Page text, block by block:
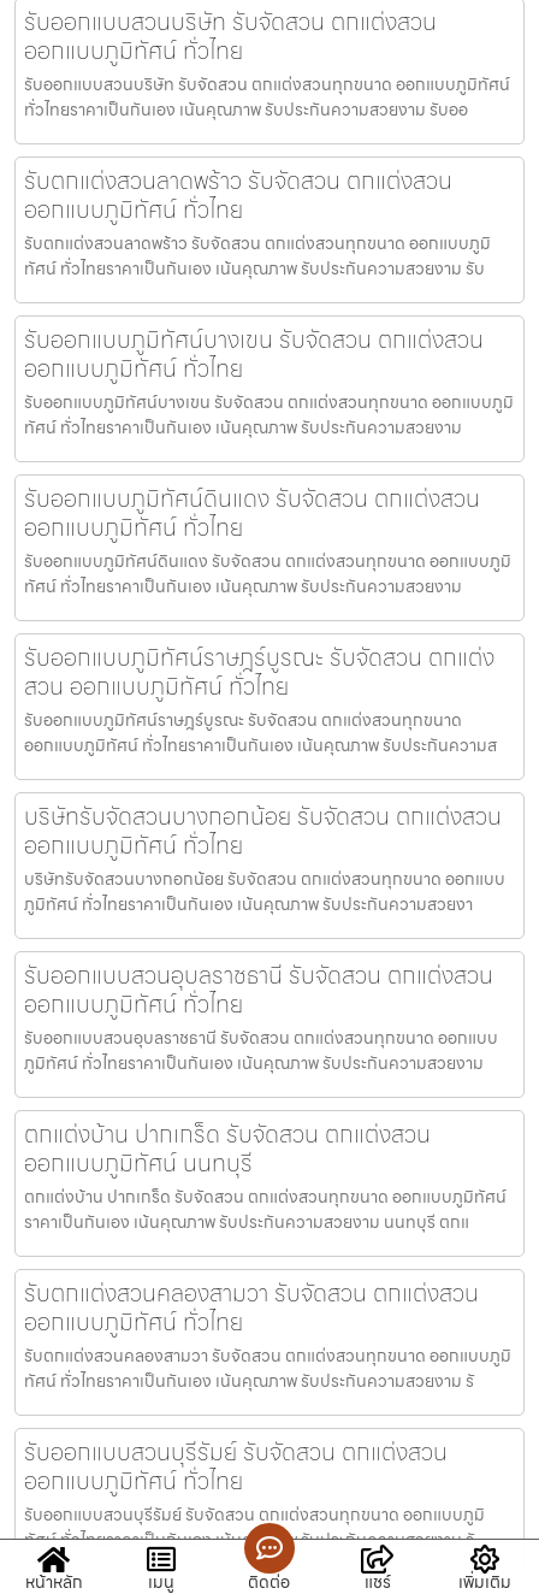
รับออกแบบสวนบริษัท รับจัดสวน ตกแต่งสวน
ออกแบบภูมิทัศน์ ทั่วไทย
รับออกแบบสวนบริษัท รับจัดสวน ตกแต่งสวนทุกขนาด ออกแบบภูมิทัศน์
ทั่วไทยราคาเป็นกันเอง เน้นคุณภาพ รับประกันความสวยงาม รับออ
รับตกแต่งสวนลาดพร้าว รับจัดสวน ตกแต่งสวน
ออกแบบภูมิทัศน์ ทั่วไทย
รับตกแต่งสวนลาดพร้าว รับจัดสวน ตกแต่งสวนทุกขนาด ออกแบบภูมิ
ทัศน์ ทั่วไทยราคาเป็นกันเอง เน้นคุณภาพ รับประกันความสวยงาม รับ
รับออกแบบภูมิทัศน์บางเขน รับจัดสวน ตกแต่งสวน
ออกแบบภูมิทัศน์ ทั่วไทย
รับออกแบบภูมิทัศน์บางเขน รับจัดสวน ตกแต่งสวนทุกขนาด ออกแบบภูมิ
ทัศน์ ทั่วไทยราคาเป็นกันเอง เน้นคุณภาพ รับประกันความสวยงาม
รับออกแบบภูมิทัศน์ดินแดง รับจัดสวน ตกแต่งสวน
ออกแบบภูมิทัศน์ ทั่วไทย
รับออกแบบภูมิทัศน์ดินแดง รับจัดสวน ตกแต่งสวนทุกขนาด ออกแบบภูมิ
ทัศน์ ทั่วไทยราคาเป็นกันเอง เน้นคุณภาพ รับประกันความสวยงาม
รับออกแบบภูมิทัศน์ราษฎร์บูรณะ รับจัดสวน ตกแต่ง
สวน ออกแบบภูมิทัศน์ ทั่วไทย
รับออกแบบภูมิทัศน์ราษฎร์บูรณะ รับจัดสวน ตกแต่งสวนทุกขนาด
ออกแบบภูมิทัศน์ ทั่วไทยราคาเป็นกันเอง เน้นคุณภาพ รับประกันความส
บริษัทรับจัดสวนบางกอกน้อย รับจัดสวน ตกแต่งสวน
ออกแบบภูมิทัศน์ ทั่วไทย
บริษัทรับจัดสวนบางกอกน้อย รับจัดสวน ตกแต่งสวนทุกขนาด ออกแบบ
ภูมิทัศน์ ทั่วไทยราคาเป็นกันเอง เน้นคุณภาพ รับประกันความสวยงา
รับออกแบบสวนอุบลราชธานี รับจัดสวน ตกแต่งสวน
ออกแบบภูมิทัศน์ ทั่วไทย
รับออกแบบสวนอุบลราชธานี รับจัดสวน ตกแต่งสวนทุกขนาด ออกแบบ
ภูมิทัศน์ ทั่วไทยราคาเป็นกันเอง เน้นคุณภาพ รับประกันความสวยงาม
ตกแต่งบ้าน ปากเกร็ด รับจัดสวน ตกแต่งสวน
ออกแบบภูมิทัศน์ นนทบุรี
ตกแต่งบ้าน ปากเกร็ด รับจัดสวน ตกแต่งสวนทุกขนาด ออกแบบภูมิทัศน์
ราคาเป็นกันเอง เน้นคุณภาพ รับประกันความสวยงาม นนทบุรี ตกแ
รับตกแต่งสวนคลองสามวา รับจัดสวน ตกแต่งสวน
ออกแบบภูมิทัศน์ ทั่วไทย
รับตกแต่งสวนคลองสามวา รับจัดสวน ตกแต่งสวนทุกขนาด ออกแบบภูมิ
ทัศน์ ทั่วไทยราคาเป็นกันเอง เน้นคุณภาพ รับประกันความสวยงาม รั
รับออกแบบสวนบุรีรัมย์ รับจัดสวน ตกแต่งสวน
ออกแบบภูมิทัศน์ ทั่วไทย
รับออกแบบสวนบุรีรัมย์ รับจัดสวน ตกแต่งสวนทุกขนาด ออกแบบภูมิ
ทัศน์ ทั่วไทยราคาเป็นกันเอง เน้นคุณภาพ รับประกันความสวยงาม รั
หน้าหลัก เมนู ติดต่อ แชร์ เพิ่มเติม